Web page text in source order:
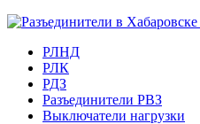
РЛНД
РЛК
РДЗ
Разъединители РВЗ
Выключатели нагрузки